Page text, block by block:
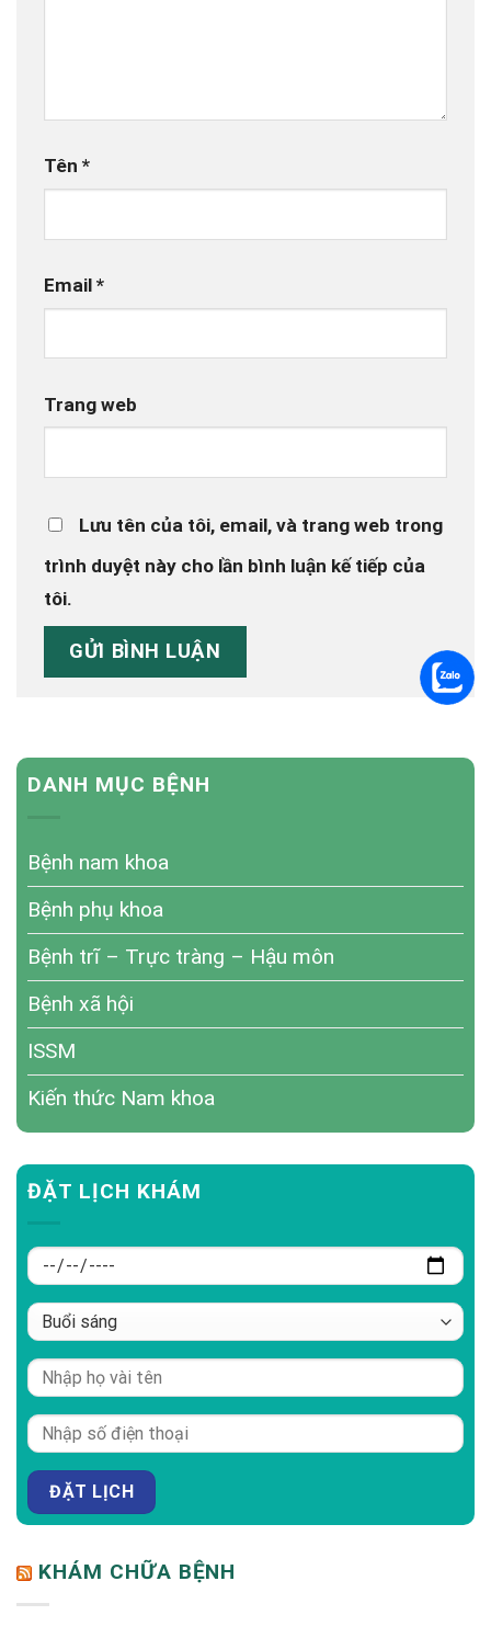
DANH MỤC BỆNH
Bệnh nam khoa
Bệnh phụ khoa
Bệnh trĩ – Trực tràng – Hậu môn
Bệnh xã hội
ISSM
Kiến thức Nam khoa
ĐẶT LỊCH KHÁM
KHÁM CHỮA BỆNH
Tên *
Email *
Trang web
Lưu tên của tôi, email, và trang web trong
trình duyệt này cho lần bình luận kế tiếp của
tôi.